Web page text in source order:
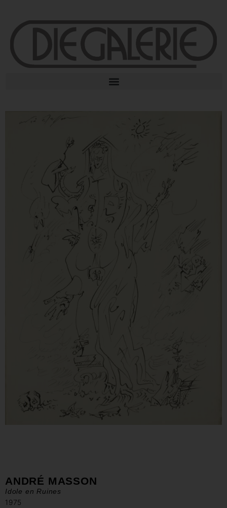
ANDRÉ MASSON
Idole en Ruines
1975